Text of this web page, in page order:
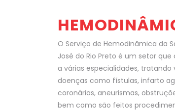
O Serviço de Hemodinâmica da
José do Rio Preto é um setor
a várias especialidades, tratando
doenças como fístulas, infarto
coronárias, aneurismas,
bem como são feitos